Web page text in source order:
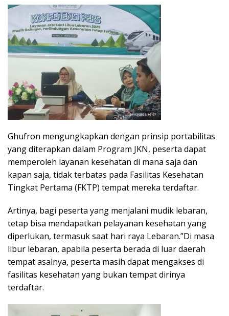
Ghufron mengungkapkan dengan prinsip portabilitas
yang diterapkan dalam Program JKN, peserta dapat
memperoleh layanan kesehatan di mana saja dan
kapan saja, tidak terbatas pada Fasilitas Kesehatan
Tingkat Pertama (FKTP) tempat mereka terdaftar.
Artinya, bagi peserta yang menjalani mudik lebaran,
tetap bisa mendapatkan pelayanan kesehatan yang
diperlukan, termasuk saat hari raya Lebaran.”Di masa
libur lebaran, apabila peserta berada di luar daerah
tempat asalnya, peserta masih dapat mengakses di
fasilitas kesehatan yang bukan tempat dirinya
terdaftar.